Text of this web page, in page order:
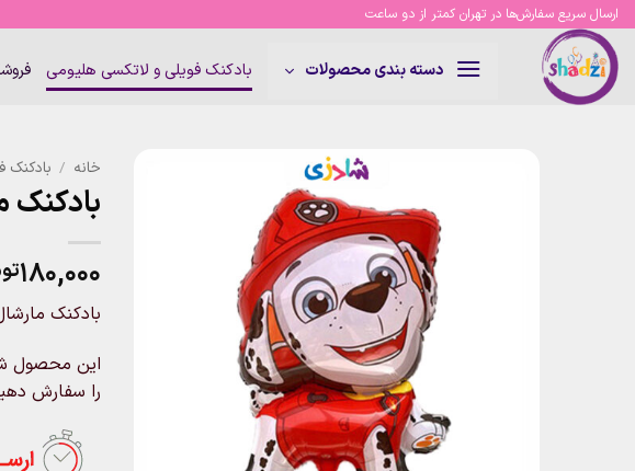
Skip
content
ارسال سریع سفارش‌ها در تهران کمتر از دو ساعت
دسته بندی محصولات بادکنک فویلی و لاتکسی هلیومی
خانه / بادکنک
بادکنک
۱۸۰,۰۰۰
بادکنک
را سفارش